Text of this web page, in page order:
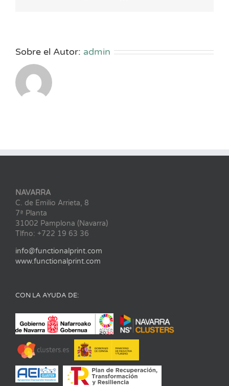
Sobre el Autor: admin
NAVARRA
C. de Emilio Arrieta, 8
7ª Planta
31002 Pamplona (Navarra)
Tlfno: +722 19 63 36
info@functionalprint.com
www.functionalprint.com
CON LA AYUDA DE: